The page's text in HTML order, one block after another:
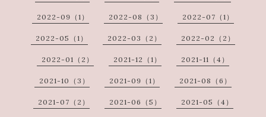
2022-09（1） 2022-08（3） 2022-07（1）
2022-05（1） 2022-03（2） 2022-02（2）
2022-01（2） 2021-12（1） 2021-11（4）
2021-10（3） 2021-09（1） 2021-08（6）
2021-07（2） 2021-06（5） 2021-05（4）